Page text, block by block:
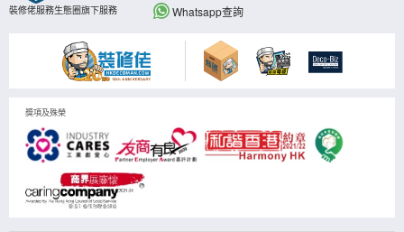
裝修佬服務生態圈旗下服務 Whatsapp查詢
獎項及殊榮